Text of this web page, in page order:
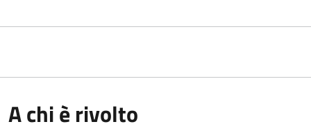
A chi è rivolto